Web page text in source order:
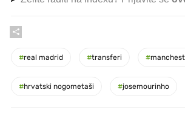
#real madrid #transferi #
#hrvatski nogometaši #josemourinho